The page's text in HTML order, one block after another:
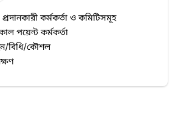
কর্মকর্তা ও কমিটিসমূহ
পয়েন্ট কর্মকর্তা
বিধি/কৌশল